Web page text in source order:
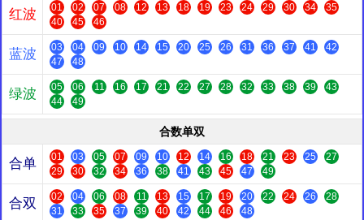
红波 01 02 07 08 12 13 18 19 23 24 29 30 34
35
40
45 46
蓝波 03 04 09 10 14 15 20 25 26 31 36 37 41
42
47
48
绿波 05 06 11 16 17 21 22 27 28 32 33 38 39
43
44
49
合数单双
合单 01 03 05 07 09 10 12 14 16 18 21 23 25
27
29
30 32 34 36 38 41 43 45 47 49
合双 02 04 06 08 11 13 15 17 19 20 22 24 26
28
31
33 35 37 39 40 42 44 46 48